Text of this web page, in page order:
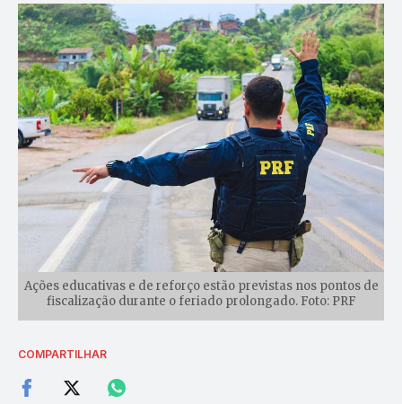
Ações educativas e de reforço estão previstas nos pontos de
fiscalização durante o feriado prolongado. Foto: PRF
COMPARTILHAR